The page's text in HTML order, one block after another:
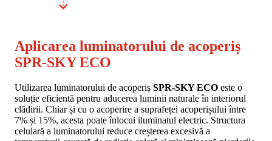
Aplicarea luminatorului de acoperiș
SPR-SKY ECO
Utilizarea luminatorului de acoperiș SPR-SKY ECO este o
soluție eficientă pentru aducerea luminii naturale în interiorul
clădirii. Chiar și cu o acoperire a suprafeței acoperișului între
7% și 15%, acesta poate înlocui iluminatul electric. Structura
celulară a luminatorului reduce creșterea excesivă a